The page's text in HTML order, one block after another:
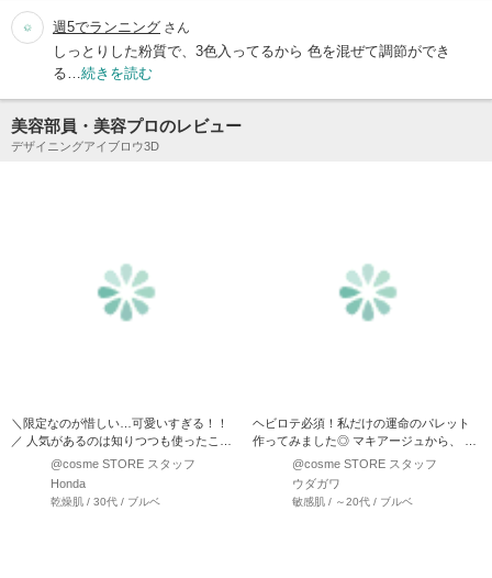
週5でランニング さん
しっとりした粉質で、3色入ってるから 色を混ぜて調節ができ
る…続きを読む
美容部員・美容プロのレビュー
デザイニングアイブロウ3D
＼限定なのが惜しい…可愛いすぎる！！
／ 人気があるのは知りつつも使ったこと
がなかったカラーに限定…
@cosme STORE スタッフ
Honda
乾燥肌 / 30代 / ブルベ
ヘビロテ必須！私だけの運命のパレット
作ってみました◎ マキアージュから、 好
きな色×ブラウ…
@cosme STORE スタッフ
ウダガワ
敏感肌 / ～20代 / ブルベ